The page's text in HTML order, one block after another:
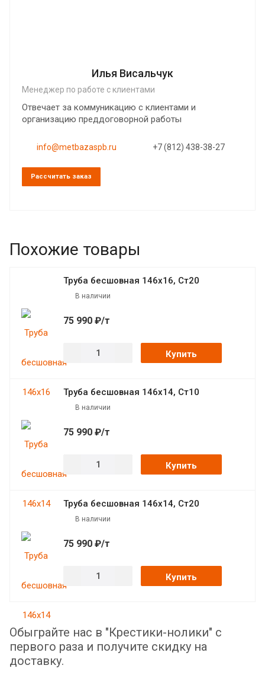
Илья Висальчук
Менеджер по работе с клиентами
Отвечает за коммуникацию с клиентами и
организацию преддоговорной работы
info@metbazaspb.ru +7 (812) 438-38-27
Рассчитать заказ
Похожие товары
Труба бесшовная 146х16, Ст20
В наличии
75 990 ₽/т
Купить
Труба бесшовная 146х14, Ст10
В наличии
75 990 ₽/т
Купить
Труба бесшовная 146х14, Ст20
В наличии
75 990 ₽/т
Купить
Обыграйте нас в "Крестики-нолики" с
первого раза и получите скидку на
доставку.